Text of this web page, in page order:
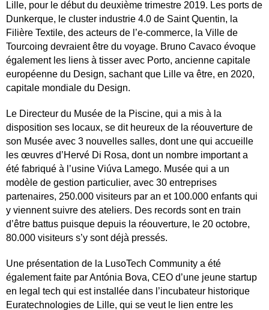
Lille, pour le début du deuxième trimestre 2019. Les ports de
Dunkerque, le cluster industrie 4.0 de Saint Quentin, la
Filière Textile, des acteurs de l’e-commerce, la Ville de
Tourcoing devraient être du voyage. Bruno Cavaco évoque
également les liens à tisser avec Porto, ancienne capitale
européenne du Design, sachant que Lille va être, en 2020,
capitale mondiale du Design.
Le Directeur du Musée de la Piscine, qui a mis à la
disposition ses locaux, se dit heureux de la réouverture de
son Musée avec 3 nouvelles salles, dont une qui accueille
les œuvres d’Hervé Di Rosa, dont un nombre important a
été fabriqué à l’usine Viúva Lamego. Musée qui a un
modèle de gestion particulier, avec 30 entreprises
partenaires, 250.000 visiteurs par an et 100.000 enfants qui
y viennent suivre des ateliers. Des records sont en train
d’être battus puisque depuis la réouverture, le 20 octobre,
80.000 visiteurs s’y sont déjà pressés.
Une présentation de la LusoTech Community a été
également faite par Antónia Bova, CEO d’une jeune startup
en legal tech qui est installée dans l’incubateur historique
Euratechnologies de Lille, qui se veut le lien entre les